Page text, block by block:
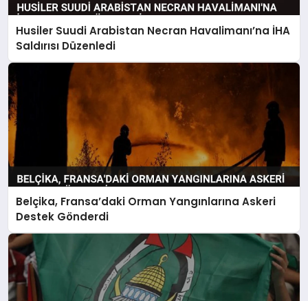
Husiler Suudi Arabistan Necran Havalimanı’na İHA
Saldırısı Düzenledi
Belçika, Fransa’daki Orman Yangınlarına Askeri
Destek Gönderdi